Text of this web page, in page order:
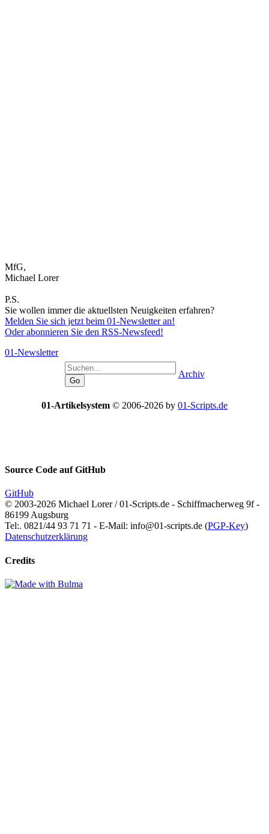
MfG,
Michael Lorer
P.S.
Sie wollen immer die aktuellsten Neuigkeiten erfahren?
Melden Sie sich jetzt beim 01-Newsletter an!
Oder abonnieren Sie den RSS-Newsfeed!
01-Newsletter
Archiv
01-Artikelsystem © 2006-2026 by 01-Scripts.de
Source Code aufGitHub
GitHub
© 2003-2026 Michael Lorer / 01-Scripts.de - Schiffmacherweg 9f -
86199 Augsburg
Tel:. 0821/44 93 71 71 - E-Mail: info@01-scripts.de (PGP-Key)
Datenschutzerklärung
Credits